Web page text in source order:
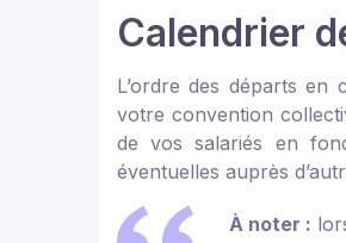
Calendrier
L’ordre des départs en
votre convention
de vos salariés en
éventuelles auprès
À noter :